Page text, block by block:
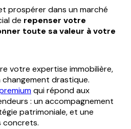
prospérer dans un marché
de repenser votre
toute sa valeur à votre
votre expertise immobilière,
drastique.
qui répond aux
: un accompagnement
patrimoniale, et une
concrets.